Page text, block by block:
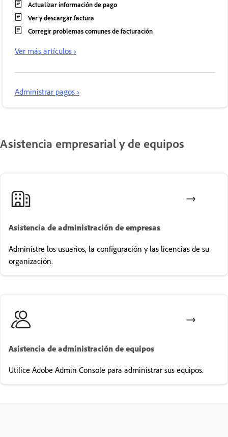
Actualizar información de pago
Ver y descargar factura
Corregir problemas comunes de facturación
Ver más artículos ›
Administrar pagos ›
Asistencia empresarial y de equipos
Asistencia de administración de empresas
Administre los usuarios, la configuración y las licencias de su
organización.
Asistencia de administración de equipos
Utilice Adobe Admin Console para administrar sus equipos.